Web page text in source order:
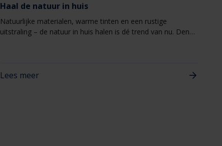
Haal de natuur in huis
Natuurlijke materialen, warme tinten en een rustige
uitstraling – de natuur in huis halen is dé trend van nu. Denk
Decolux Master Brown maak je jouw natuurlijke interieur
Lees meer